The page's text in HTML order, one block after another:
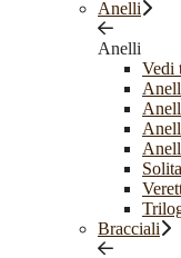
Anelli
Anelli
Vedi
Bracciali